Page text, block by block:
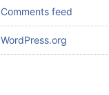
Comments feed
WordPress.org